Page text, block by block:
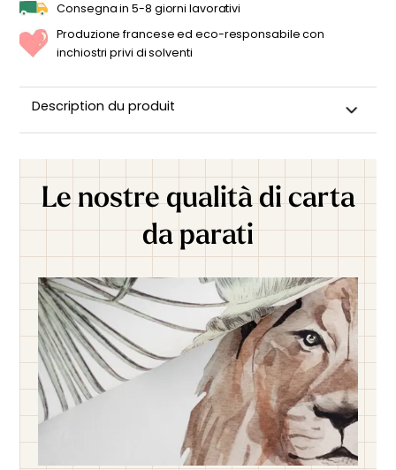
Consegna in 5-8 giorni lavorativi
Produzione francese ed eco-responsabile con
inchiostri privi di solventi
Description du produit
Le nostre qualità di carta
da parati